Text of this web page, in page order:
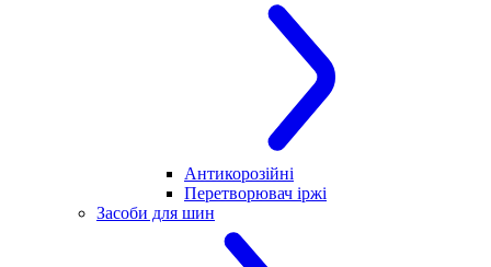
Антикорозійні
Перетворювач іржі
Засоби для шин